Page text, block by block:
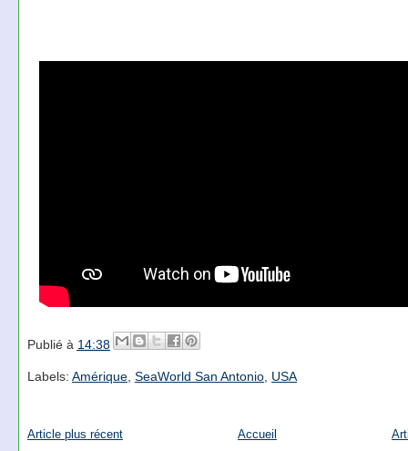
Publié à 14:38
Labels: Amérique, SeaWorld San Antonio, USA
Article plus récent Accueil